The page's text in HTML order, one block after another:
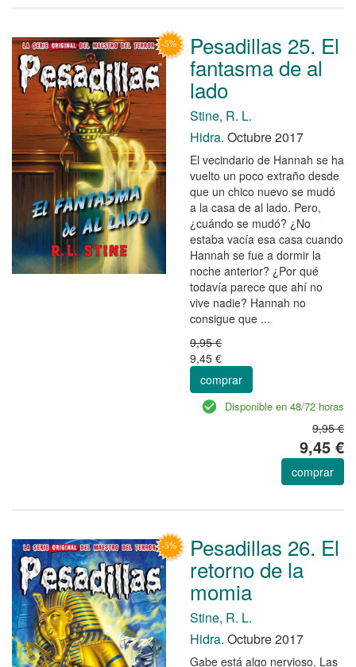
Pesadillas 25. El
fantasma de al
lado
Stine, R. L.
Hidra. Octubre 2017
El vecindario de Hannah se ha
vuelto un poco extraño desde
que un chico nuevo se mudó
a la casa de al lado. Pero,
¿cuándo se mudó? ¿No
estaba vacía esa casa cuando
Hannah se fue a dormir la
noche anterior? ¿Por qué
todavía parece que ahí no
vive nadie? Hannah no
consigue que ...
9,95 €
9,45 €
comprar
Disponible en 48/72 horas
9,95 €
9,45 €
comprar
Pesadillas 26. El
retorno de la
momia
Stine, R. L.
Hidra. Octubre 2017
Gabe está algo nervioso. Las